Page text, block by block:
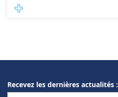
Recevez les dernières actualités :